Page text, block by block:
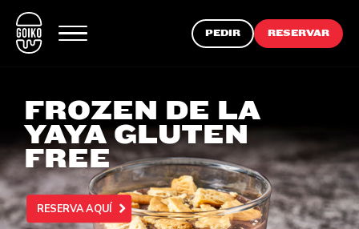
PEDIR RESERVAR
FROZEN DE LA
YAYA GLUTEN
FREE
RESERVA AQUÍ